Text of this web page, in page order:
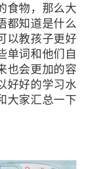
食物，那么大
都知道是什么
以教孩子更好
单词和他们自
也会更加的容
好好的学习水
大家汇总一下